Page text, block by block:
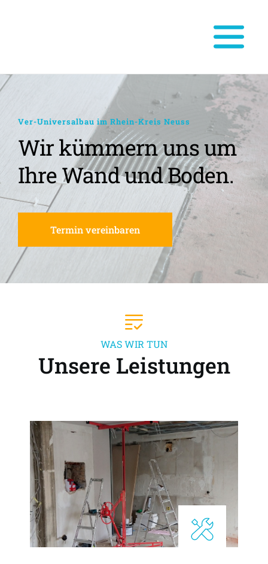
Ver-Universalbau im Rhein-Kreis Neuss
Wir kümmern uns um
Ihre Wand und Boden.
Termin vereinbaren
WAS WIR TUN
Unsere Leistungen